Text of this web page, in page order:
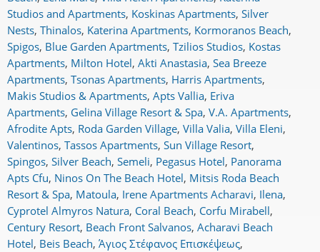
Studios and Apartments, Koskinas Apartments, Silver
Nests, Thinalos, Katerina Apartments, Kormoranos Beach,
Spigos, Blue Garden Apartments, Tzilios Studios, Kostas
Apartments, Milton Hotel, Akti Anastasia, Sea Breeze
Apartments, Tsonas Apartments, Harris Apartments,
Makis Studios & Apartments, Apts Vallia, Eriva
Apartments, Gelina Village Resort & Spa, V.A. Apartments,
Afrodite Apts, Roda Garden Village, Villa Valia, Villa Eleni,
Valentinos, Tassos Apartments, Sun Village Resort,
Spingos, Silver Beach, Semeli, Pegasus Hotel, Panorama
Apts Cfu, Ninos On The Beach Hotel, Mitsis Roda Beach
Resort & Spa, Matoula, Irene Apartments Acharavi, Ilena,
Cyprotel Almyros Natura, Coral Beach, Corfu Mirabell,
Century Resort, Beach Front Salvanos, Acharavi Beach
Hotel, Beis Beach, Άγιος Στέφανος Επισκέψεως,